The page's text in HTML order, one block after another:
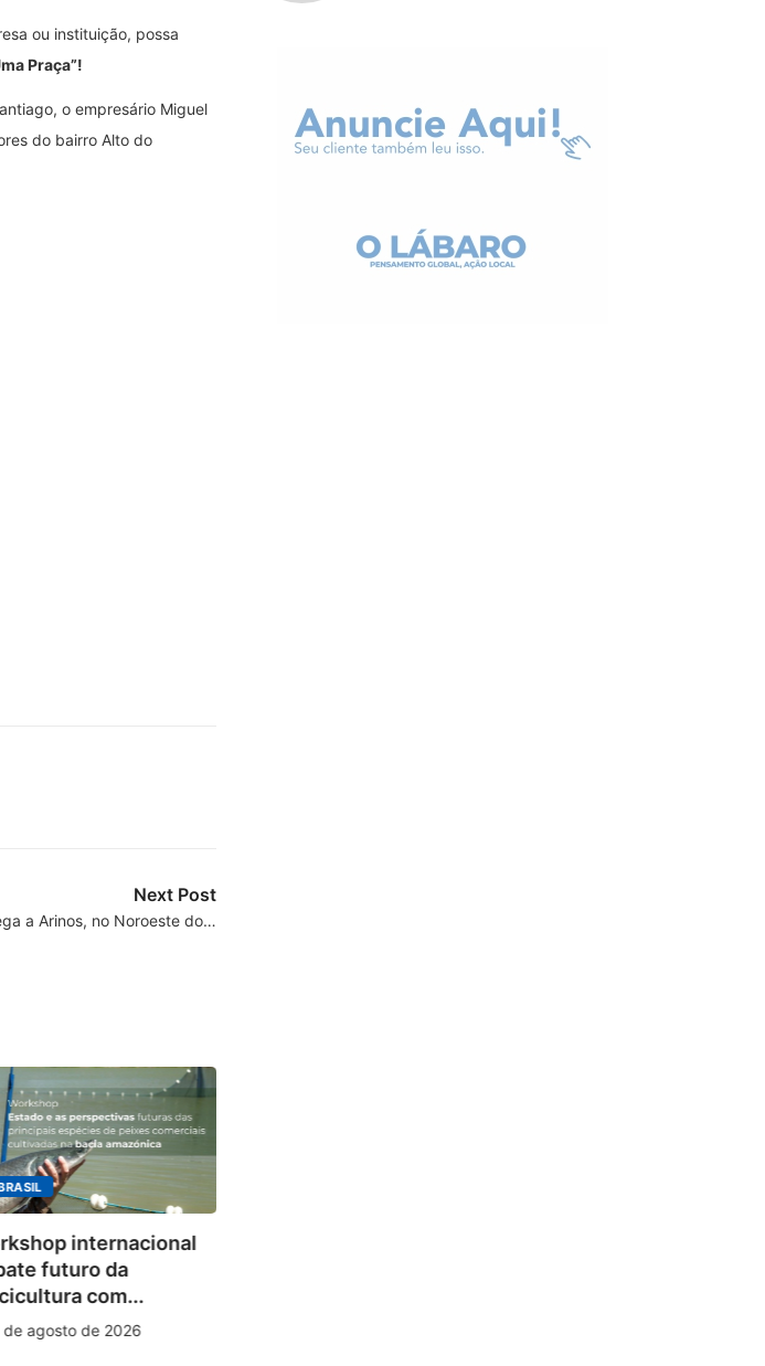
ou instituição, possa
Praça”!
o empresário Miguel
do bairro Alto do
Next Post
a Arinos, no Noroeste do…
internacional
futuro da
com...
de agosto de 2026